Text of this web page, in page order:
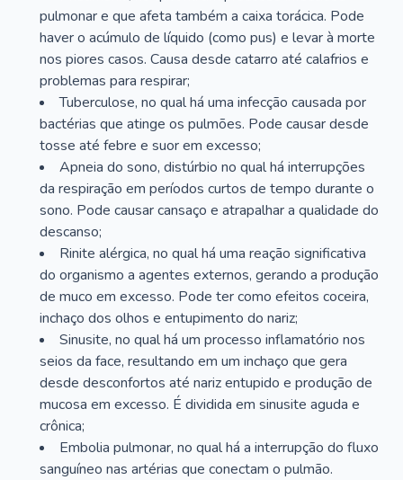
pulmonar e que afeta também a caixa torácica. Pode
haver o acúmulo de líquido (como pus) e levar à morte
nos piores casos. Causa desde catarro até calafrios e
problemas para respirar;
Tuberculose, no qual há uma infecção causada por
bactérias que atinge os pulmões. Pode causar desde
tosse até febre e suor em excesso;
Apneia do sono, distúrbio no qual há interrupções
da respiração em períodos curtos de tempo durante o
sono. Pode causar cansaço e atrapalhar a qualidade do
descanso;
Rinite alérgica, no qual há uma reação significativa
do organismo a agentes externos, gerando a produção
de muco em excesso. Pode ter como efeitos coceira,
inchaço dos olhos e entupimento do nariz;
Sinusite, no qual há um processo inflamatório nos
seios da face, resultando em um inchaço que gera
desde desconfortos até nariz entupido e produção de
mucosa em excesso. É dividida em sinusite aguda e
crônica;
Embolia pulmonar, no qual há a interrupção do fluxo
sanguíneo nas artérias que conectam o pulmão.